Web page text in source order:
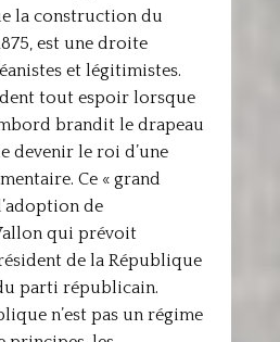
la construction du
est une droite
et légitimistes.
tout espoir lorsque
brandit le drapeau
devenir le roi d’une
Ce « grand
de
qui prévoit
de la République
parti républicain.
n’est pas un régime